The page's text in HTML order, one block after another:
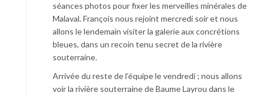
séances photos pour fixer les merveilles minérales de
Malaval. François nous rejoint mercredi soir et nous
allons le lendemain visiter la galerie aux concrétions
bleues, dans un recoin tenu secret de la rivière
souterraine.
Arrivée du reste de l’équipe le vendredi ; nous allons
voir la rivière souterraine de Baume Layrou dans le